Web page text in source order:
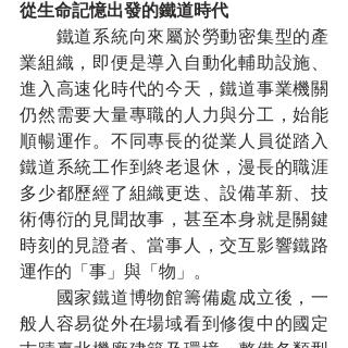
從生命記憶出發的鐵道時代
鐵道系統向來屬於勞動密集型的產
業組織，即便是導入自動化輔助設施、
進入高速化時代的今天，鐵道事業機關
仍然需要大量專職的人力與分工，始能
順暢運作。不同專長的從業人員從踏入
鐵道系統工作到終老退休，漫長的職涯
多少都歷經了組織更迭、設備革新、技
術傳衍的見聞故事，甚至本身就是關鍵
時刻的見證者、當事人，交互影響鐵路
運作的「事」與「物」。
國家鐵道博物館籌備處成立後，一
般人容易從外在場域看到修復中的國定